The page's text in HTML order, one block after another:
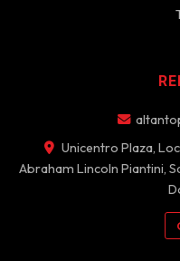
Unicentro Plaza,
Abraham Lincoln Piantini,